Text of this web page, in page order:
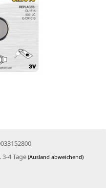
3-4 Tage(Ausland abweichend)